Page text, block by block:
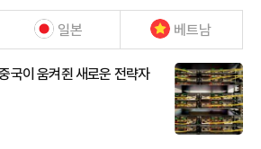
일본 베트남
국이 움켜쥔 새로운 전략자